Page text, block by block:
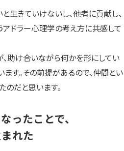
生きていけないし、他者に貢献し、
アドラー心理学の考え方に共感して
、助け合いながら何かを形にしてい
す。その前提があるので、仲間とい
のだと思います。
ったことで、
れた